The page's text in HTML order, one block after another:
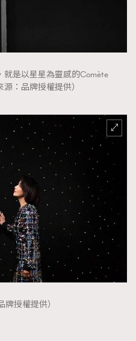
是以星星為靈感的Comète
：品牌授權提供）
牌授權提供）